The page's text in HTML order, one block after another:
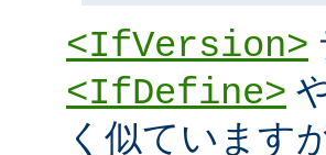
<IfVersion>
<IfDefine>
く似ています